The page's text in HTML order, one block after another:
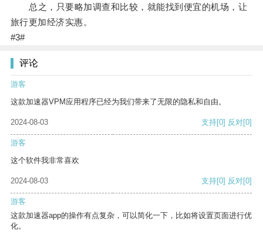
总之，只要略加调查和比较，就能找到便宜的机场，让
旅行更加经济实惠。
#3#
评论
游客
这款加速器VPM应用程序已经为我们带来了无限的隐私和自由。
2024-08-03 支持[0] 反对[0]
游客
这个软件我非常喜欢
2024-08-03 支持[0] 反对[0]
游客
这款加速器app的操作有点复杂，可以简化一下，比如将设置页面进行优
化。